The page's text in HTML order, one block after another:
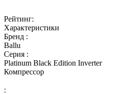
Рейтинг:
Характеристики
Бренд :
Ballu
Серия :
Platinum Black Edition Inverter
Компрессор
: